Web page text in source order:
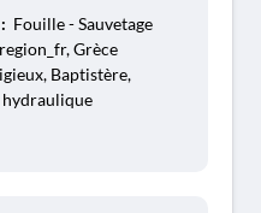
Fouille - Sauvetage
Grèce
Baptistère,